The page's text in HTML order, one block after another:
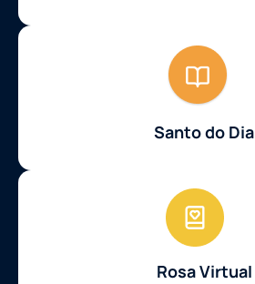
Santo do Dia
Rosa Virtual